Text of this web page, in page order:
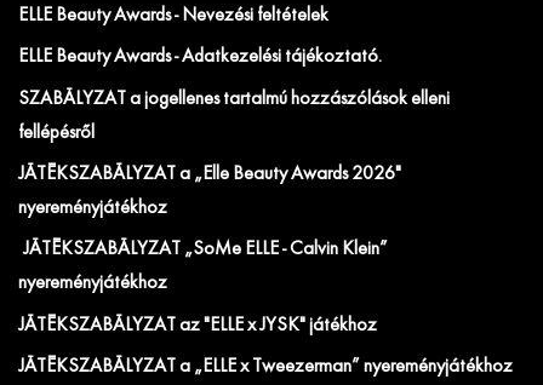
ELLE Beauty Awards - Nevezési feltételek
ELLE Beauty Awards - Adatkezelési tájékoztató.
SZABÁLYZAT a jogellenes tartalmú hozzászólások elleni
fellépésről
JÁTÉKSZABÁLYZAT a „Elle Beauty Awards 2026"
nyereményjátékhoz
JÁTÉKSZABÁLYZAT „SoMe ELLE - Calvin Klein”
nyereményjátékhoz
JÁTÉKSZABÁLYZAT az "ELLE x JYSK" játékhoz
JÁTÉKSZABÁLYZAT a „ELLE x Tweezerman” nyereményjátékhoz